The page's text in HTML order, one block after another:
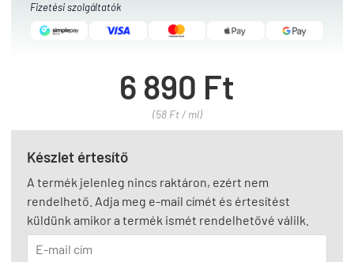
Fizetési szolgáltatók
6 890 Ft
(58 Ft / ml)
Készlet értesítő
A termék jelenleg nincs raktáron, ezért nem
rendelhető. Adja meg e-mail címét és értesítést
küldünk amikor a termék ismét rendelhetővé válilk.